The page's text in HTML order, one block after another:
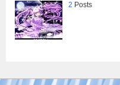
2 Posts